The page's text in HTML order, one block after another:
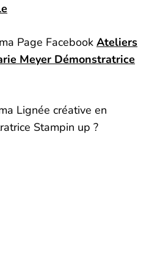
Page Facebook Ateliers
Meyer Démonstratrice
Lignée créative en
Stampin up ?